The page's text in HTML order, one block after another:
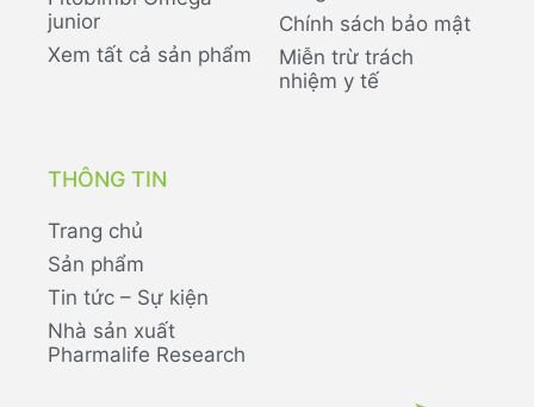
junior
Xem tất cả sản phẩm
Chính sách bảo mật
Miễn trừ trách
nhiệm y tế
THÔNG TIN
Trang chủ
Sản phẩm
Tin tức – Sự kiện
Nhà sản xuất
Pharmalife Research